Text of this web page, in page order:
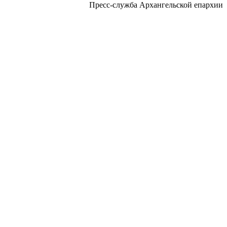
Пресс-служба Архангельской епархии